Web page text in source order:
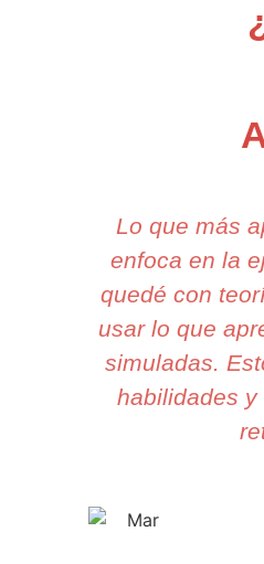
Lo que más
enfoca en la
quedé con
usar lo que
simuladas.
habilidades y